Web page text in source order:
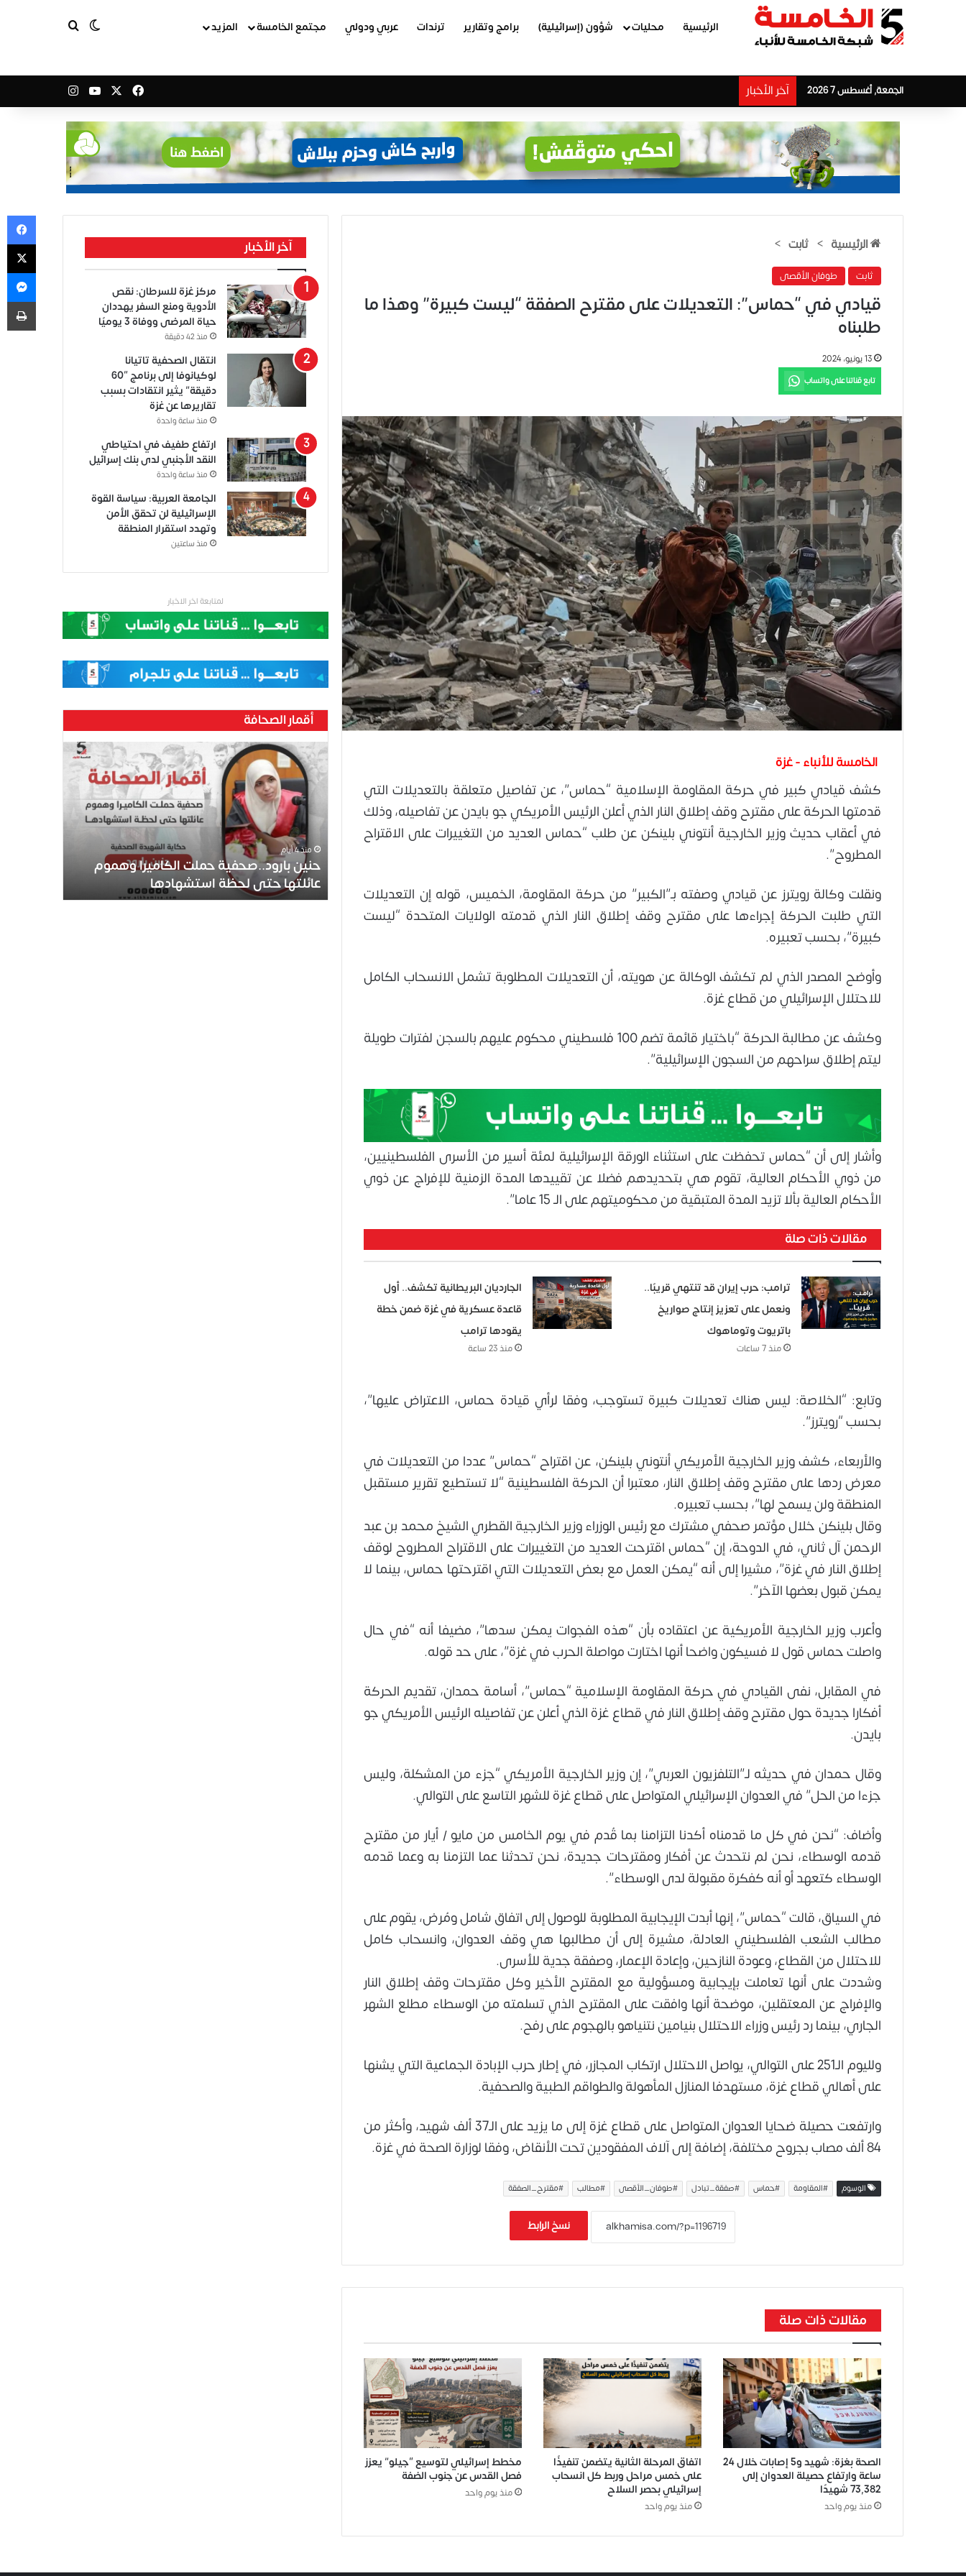
الرئيسية محليات شؤون (إسرائيلية) برامج وتقارير ترندات عربي ودولي مجتمع الخامسة المزيد الوضع المظلم
بحث عن
الجمعة, أغسطس 7 2026 آخر الأخبار فيسبوك‫YouTube
انستقرام
الرئيسية > ثابت >
ثابت طوفان الأقصى
قيادي في “حماس”: التعديلات على مقترح الصفقة “ليست كبيرة” وهذا ما
طلبناه
13 يونيو، 2024
تابع قناتنا على واتساب
الخامسة للأنباء - غزة
كشف قيادي كبير في حركة المقاومة الإسلامية “حماس”، عن تفاصيل متعلقة بالتعديلات التي
قدمتها الحركة على مقترح وقف إطلاق النار الذي أعلن الرئيس الأمريكي جو بايدن عن تفاصيله، وذلك
في أعقاب حديث وزير الخارجية أنتوني بلينكن عن طلب “حماس العديد من التغييرات على الاقتراح
المطروح”.
ونقلت وكالة رويترز عن قيادي وصفته بـ”الكبير” من حركة المقاومة، الخميس، قوله إن التعديلات
التي طلبت الحركة إجراءها على مقترح وقف إطلاق النار الذي قدمته الولايات المتحدة “ليست
كبيرة”، بحسب تعبيره.
وأوضح المصدر الذي لم تكشف الوكالة عن هويته، أن التعديلات المطلوبة تشمل الانسحاب الكامل
للاحتلال الإسرائيلي من قطاع غزة.
وكشف عن مطالبة الحركة “باختيار قائمة تضم 100 فلسطيني محكوم عليهم بالسجن لفترات طويلة
ليتم إطلاق سراحهم من السجون الإسرائيلية”.
وأشار إلى أن “حماس تحفظت على استثناء الورقة الإسرائيلية لمئة أسير من الأسرى الفلسطينيين،
من ذوي الأحكام العالية، تقوم هي بتحديدهم فضلا عن تقييدها المدة الزمنية للإفراج عن ذوي
الأحكام العالية بألا تزيد المدة المتبقية من محكوميتهم على الـ 15 عاما”.
مقالات ذات صلة
ترامب: حرب إيران قد تنتهي قريبًا..
ونعمل على تعزيز إنتاج صواريخ
باتريوت وتوماهوك
منذ 7 ساعات
الجارديان البريطانية تكشف.. أول
قاعدة عسكرية في غزة ضمن خطة
يقودها ترامب
منذ 23 ساعة
وتابع: “الخلاصة: ليس هناك تعديلات كبيرة تستوجب، وفقا لرأي قيادة حماس، الاعتراض عليها”،
بحسب “رويترز”.
والأربعاء، كشف وزير الخارجية الأمريكي أنتوني بلينكن، عن اقتراح “حماس” عددا من التعديلات في
معرض ردها على مقترح وقف إطلاق النار، معتبرا أن الحركة الفلسطينية “لا تستطيع تقرير مستقبل
المنطقة ولن يسمح لها”، بحسب تعبيره.
وقال بلينكن خلال مؤتمر صحفي مشترك مع رئيس الوزراء وزير الخارجية القطري الشيخ محمد بن عبد
الرحمن آل ثاني، في الدوحة، إن “حماس اقترحت العديد من التغييرات على الاقتراح المطروح لوقف
إطلاق النار في غزة”، مشيرا إلى أنه “يمكن العمل مع بعض التعديلات التي اقترحتها حماس، بينما لا
يمكن قبول بعضها الآخر”.
وأعرب وزير الخارجية الأمريكية عن اعتقاده بأن “هذه الفجوات يمكن سدها”، مضيفا أنه “في حال
واصلت حماس قول لا فسيكون واضحا أنها اختارت مواصلة الحرب في غزة”، على حد قوله.
في المقابل، نفى القيادي في حركة المقاومة الإسلامية “حماس”، أسامة حمدان، تقديم الحركة
أفكارا جديدة حول مقترح وقف إطلاق النار في قطاع غزة الذي أعلن عن تفاصيله الرئيس الأمريكي جو
بايدن.
وقال حمدان في حديثه لـ”التلفزيون العربي”، إن وزير الخارجية الأمريكي “جزء من المشكلة، وليس
جزءا من الحل” في العدوان الإسرائيلي المتواصل على قطاع غزة للشهر التاسع على التوالي.
وأضاف: “نحن في كل ما قدمناه أكدنا التزامنا بما قُدم في يوم الخامس من مايو / أيار من مقترح
قدمه الوسطاء، نحن لم نتحدث عن أفكار ومقترحات جديدة، نحن تحدثنا عما التزمنا به وعما قدمه
الوسطاء كتعهد أو أنه كفكرة مقبولة لدى الوسطاء”.
في السياق، قالت “حماس”، إنها أبدت الإيجابية المطلوبة للوصول إلى اتفاق شامل ومُرض، يقوم على
مطالب الشعب الفلسطيني العادلة، مشيرة إلى أن مطالبها هي وقف العدوان، وانسحاب كامل
للاحتلال من القطاع، وعودة النازحين، وإعادة الإعمار، وصفقة جدية للأسرى.
وشددت على أنها تعاملت بإيجابية ومسؤولية مع المقترح الأخير وكل مقترحات وقف إطلاق النار
والإفراج عن المعتقلين، موضحة أنها وافقت على المقترح الذي تسلمته من الوسطاء مطلع الشهر
الجاري، بينما رد رئيس وزراء الاحتلال بنيامين نتنياهو بالهجوم على رفح.
ولليوم الـ251 على التوالي، يواصل الاحتلال ارتكاب المجازر، في إطار حرب الإبادة الجماعية التي يشنها
على أهالي قطاع غزة، مستهدفا المنازل المأهولة والطواقم الطبية والصحفية.
وارتفعت حصيلة ضحايا العدوان المتواصل على قطاع غزة إلى ما يزيد على الـ37 ألف شهيد، وأكثر من
84 ألف مصاب بجروح مختلفة، إضافة إلى آلاف المفقودين تحت الأنقاض، وفقا لوزارة الصحة في غزة.
الوسوم #المقاومة #حماس #صفقة_تبادل #طوفان_الأقصى #مطالب #مقترح_الصفقة
نسخ الرابط
مقالات ذات صلة
الصحة بغزة: شهيد و5 إصابات خلال 24
ساعة وارتفاع حصيلة العدوان إلى
73,382 شهيدًا
منذ يوم واحد
اتفاق المرحلة الثانية يتضمن تنفيذًا
على خمس مراحل وربط كل انسحاب
إسرائيلي بحصر السلاح
منذ يوم واحد
مخطط إسرائيلي لتوسيع “جيلو” يعزز
فصل القدس عن جنوب الضفة
منذ يوم واحد
آخر الأخبار
مركز غزة للسرطان: نقص
الأدوية ومنع السفر يهددان
حياة المرضى ووفاة 3 يوميًا
منذ 42 دقيقة
انتقال الصحفية تاتيانا
لوكيانوفا إلى برنامج “60
دقيقة” يثير انتقادات بسبب
تقاريرها عن غزة
منذ ساعة واحدة
ارتفاع طفيف في احتياطي
النقد الأجنبي لدى بنك إسرائيل
منذ ساعة واحدة
الجامعة العربية: سياسة القوة
الإسرائيلية لن تحقق الأمن
وتهدد استقرار المنطقة
منذ ساعتين
لمتابعة اخر الاخبار
أقمار الصحافة
حنين
بارود..صحفية
حملت
الكاميرا
وهموم
عائلتها
لحظة
استشهادها
منذ 4 أيام
حنين بارود..صحفية حملت الكاميرا وهموم
عائلتها حتى لحظة استشهادها
‫X